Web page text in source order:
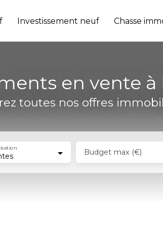
Investissement neuf Chasse
en vente à
toutes nos offres
Budget max (€)